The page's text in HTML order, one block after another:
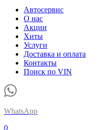
Автосервис
О нас
Акции
Хиты
Услуги
Доставка и оплата
Контакты
Поиск по VIN
WhatsApp
0